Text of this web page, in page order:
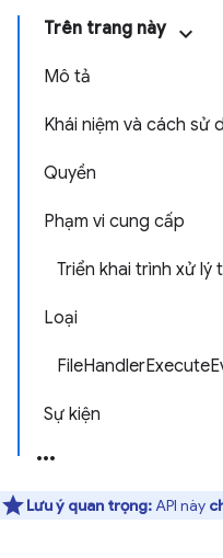
Trên trang này
Mô tả
Khái niệm và cách sử
Quyền
Phạm vi cung cấp
Triển khai trình xử lý
Loại
Sự kiện
Lưu ý quan trọng:API này